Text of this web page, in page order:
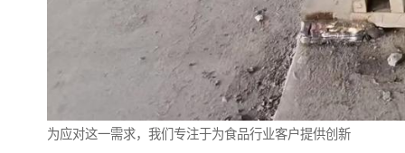
为应对这一需求，我们专注于为食品行业客户提供创新